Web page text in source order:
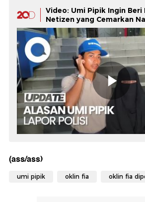
Video: Umi Pipik Ingin Beri
Netizen yang Cemarkan
(ass/ass)
umi pipik oklin fia oklin fia